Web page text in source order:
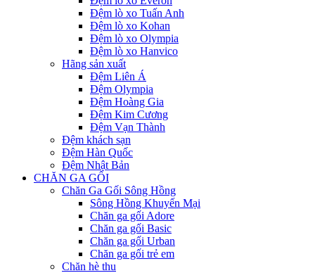
Đệm lò xo Tuấn Anh
Đệm lò xo Kohan
Đệm lò xo Olympia
Đệm lò xo Hanvico
Hãng sản xuất
Đệm Liên Á
Đệm Olympia
Đệm Hoàng Gia
Đệm Kim Cương
Đệm Vạn Thành
Đệm khách sạn
Đệm Hàn Quốc
Đệm Nhật Bản
CHĂN GA GỐI
Chăn Ga Gối Sông Hồng
Sông Hồng Khuyến Mại
Chăn ga gối Adore
Chăn ga gối Basic
Chăn ga gối Urban
Chăn ga gối trẻ em
Chăn hè thu